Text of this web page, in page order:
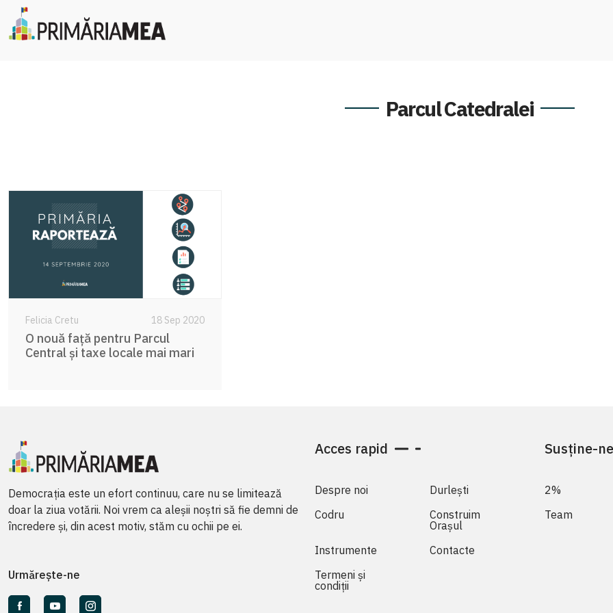
Parcul Catedralei
Felicia Cretu 18 Sep 2020
O nouă față pentru Parcul
Central și taxe locale mai mari
Democrația este un efort continuu, care nu se limitează
doar la ziua votării. Noi vrem ca aleșii noștri să fie demni de
încredere și, din acest motiv, stăm cu ochii pe ei.
Urmărește-ne
Acces rapid
Despre noi
Durlești
Codru
Construim
Orașul
Instrumente
Contacte
Termeni și
condiții
Susține-ne
2%
Team